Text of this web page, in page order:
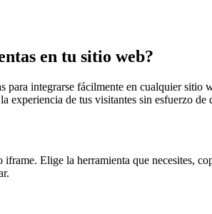
en tu sitio web?
para integrarse fácilmente en cualquier
experiencia de tus visitantes sin esfuerzo de
Elige la herramienta que necesites,